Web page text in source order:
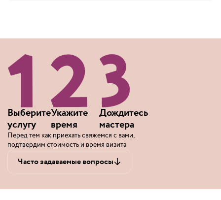
Выберите
услугу
Укажите
время
Дождитесь
мастера
Перед тем как приехать свяжемся с вами,
подтвердим стоимость и время визита
Часто задаваемые вопросы